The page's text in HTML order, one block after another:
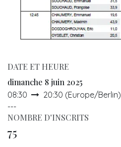
DATE ET HEURE
dimanche 8 juin 2025
08:30 20:30 (Europe/Berlin)
---
NOMBRE D'INSCRITS
75